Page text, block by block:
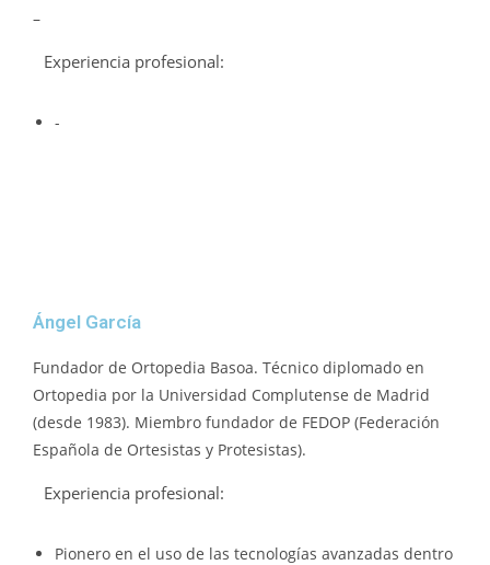
–
Experiencia profesional:
-
Ángel García
Fundador de Ortopedia Basoa. Técnico diplomado en
Ortopedia por la Universidad Complutense de Madrid
(desde 1983). Miembro fundador de FEDOP (Federación
Española de Ortesistas y Protesistas).
Experiencia profesional:
Pionero en el uso de las tecnologías avanzadas dentro